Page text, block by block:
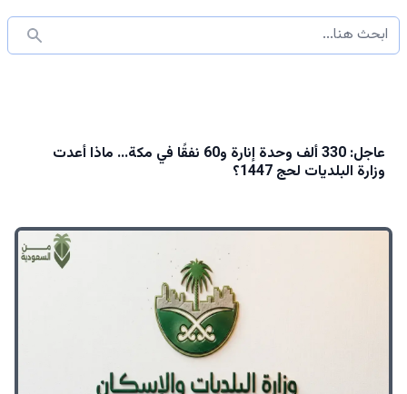
عاجل: 330 ألف وحدة إنارة و60 نفقًا في مكة… ماذا أعدت
وزارة البلديات لحج 1447؟